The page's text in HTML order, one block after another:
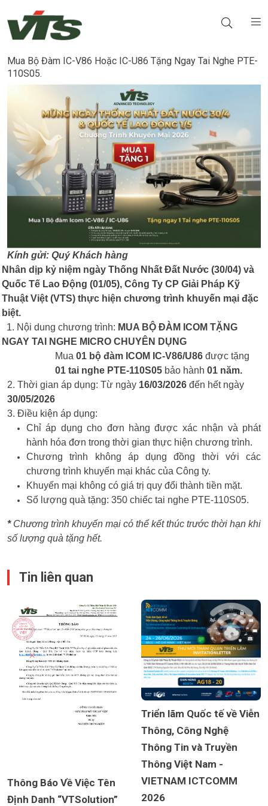
Mua Bộ Đàm IC-V86 Hoặc IC-U86 Tặng Ngay Tai Nghe PTE-
110S05.
Kính gửi: Quý Khách hàng
Nhân dịp kỷ niệm ngày Thống Nhất Đất Nước (30/04) và
Quốc Tế Lao Động (01/05), Công Ty CP Giải Pháp Kỹ
Thuật Việt (VTS) thực hiện chương trình khuyến mại đặc
biệt.
1. Nội dung chương trình: MUA BỘ ĐÀM ICOM TẶNG
NGAY TAI NGHE MICRO CHUYÊN DỤNG
Mua 01 bộ đàm ICOM IC-V86/U86 được tặng
01 tai nghe PTE-110S05 bảo hành 01 năm.
2. Thời gian áp dụng: Từ ngày 16/03/2026 đến hết ngày
30/05/2026
3. Điều kiện áp dụng:
Chỉ áp dụng cho đơn hàng được xác nhận và phát
hành hóa đơn trong thời gian thực hiện chương trình.
Chương trình không áp dụng đồng thời với các
chương trình khuyến mại khác của Công ty.
Khuyến mại không có giá trị quy đổi thành tiền mặt.
Số lượng quà tặng: 350 chiếc tai nghe PTE-110S05.
* Chương trình khuyến mại có thể kết thúc trước thời hạn khi
số lượng quà tặng hết.
Tin liên quan
Thông Báo Về Việc Tên
Định Danh “VTSolution”
Triển lãm Quốc tế về Viễn
Thông, Công Nghệ
Thông Tin và Truyền
Thông Việt Nam -
VIETNAM ICTCOMM
2026